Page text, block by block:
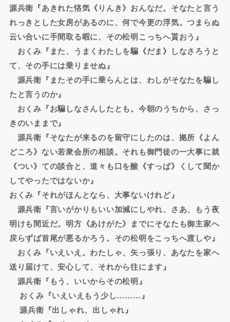
源兵衛『あきれた悋気《りんき》おんなだ。そなたと言う
れっきとした女房があるのに、何で今更の浮気。つまらぬ
云い合いに手間取る暇に、その松明こっちへ貰おう』
おくみ『また、うまくわたしを騙《だま》しなさろうと
て、その手には乗りませぬ』
源兵衛『またその手に乗らんとは、わしがそなたを騙し
たと言うのか』
おくみ『お騙しなさんしたとも。今朝のうちから、さっ
きのいままで』
源兵衛『そなたが来るのを留守にしたのは、拠所《よん
どころ》ない若衆会所の相談。それも御門徒の一大事に就
《つい》ての談合と、道々も口を酸《すっぱ》くして聞か
してやったではないか』
おくみ『それがほんとなら、大事ないけれど』
源兵衛『言いがかりもいい加減にしやれ、さあ、もう夜
明けも間近だ。明方《あけがた》までにそなたも御主家へ
戻らずば首尾が悪るかろう。その松明をこっちへ渡しや』
おくみ『いえいえ。わたしゃ、矢っ張り、あなたを家へ
送り届けて、安心して、それから往にます』
源兵衛『もう、いいからその松明』
おくみ『いえいえもう少し………』
源兵衛『出しゃれ、出しゃれ』